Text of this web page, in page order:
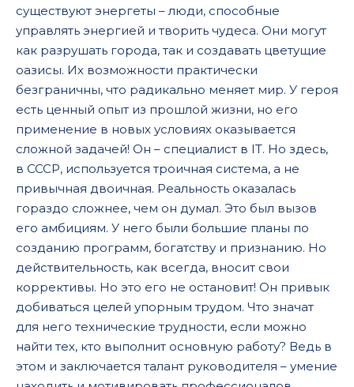
существуют энергеты – люди, способные
управлять энергией и творить чудеса. Они могут
как разрушать города, так и создавать цветущие
оазисы. Их возможности практически
безграничны, что радикально меняет мир. У героя
есть ценный опыт из прошлой жизни, но его
применение в новых условиях оказывается
сложной задачей! Он – специалист в IT. Но здесь,
в СССР, используется троичная система, а не
привычная двоичная. Реальность оказалась
гораздо сложнее, чем он думал. Это был вызов
его амбициям. У него были большие планы по
созданию программ, богатству и признанию. Но
действительность, как всегда, вносит свои
коррективы. Но это его не остановит! Он привык
добиваться целей упорным трудом. Что значат
для него технические трудности, если можно
найти тех, кто выполнит основную работу? Ведь в
этом и заключается талант руководителя – умение